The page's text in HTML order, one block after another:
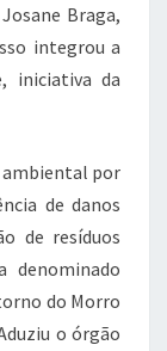
Braga,
integrou a
iniciativa da
ambiental por
de danos
de resíduos
denominado
do Morro
o órgão